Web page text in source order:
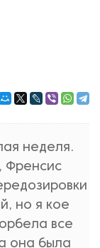
неделя.
Френсис
но я кое
все
она была